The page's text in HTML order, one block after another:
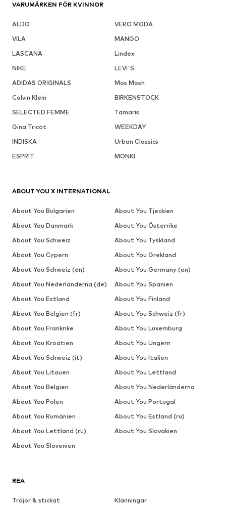
VARUMÄRKEN FÖR KVINNOR
ALDO
VERO MODA
VILA
MANGO
LASCANA
Lindex
NIKE
LEVI'S
ADIDAS ORIGINALS
Mos Mosh
Calvin Klein
BIRKENSTOCK
SELECTED FEMME
Tamaris
Gina Tricot
WEEKDAY
INDISKA
Urban Classics
ESPRIT
MONKI
REA
Tröjor & stickat
Klänningar
ABOUT YOU X INTERNATIONAL
About You Bulgarien
About You Tjeckien
About You Danmark
About You Österrike
About You Schweiz
About You Tyskland
About You Cypern
About You Grekland
About You Schweiz (en)
About You Germany (en)
About You Nederländerna (de)
About You Spanien
About You Estland
About You Finland
About You Belgien (fr)
About You Schweiz (fr)
About You Frankrike
About You Luxemburg
About You Kroatien
About You Ungern
About You Schweiz (it)
About You Italien
About You Litauen
About You Lettland
About You Belgien
About You Nederländerna
About You Polen
About You Portugal
About You Rumänien
About You Estland (ru)
About You Lettland (ru)
About You Slovakien
About You Slovenien